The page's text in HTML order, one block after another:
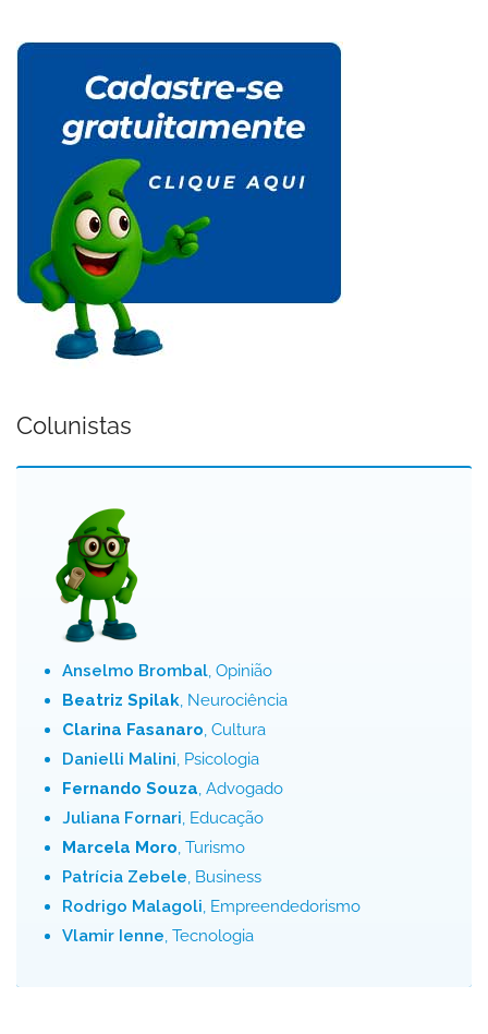
Colunistas
Anselmo Brombal, Opinião
Beatriz Spilak, Neurociência
Clarina Fasanaro, Cultura
Danielli Malini, Psicologia
Fernando Souza, Advogado
Juliana Fornari, Educação
Marcela Moro, Turismo
Patrícia Zebele, Business
Rodrigo Malagoli, Empreendedorismo
Vlamir Ienne, Tecnologia